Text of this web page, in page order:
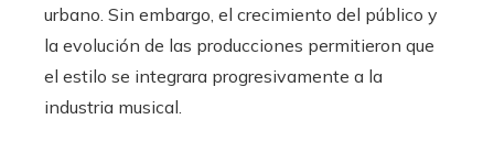
urbano. Sin embargo, el crecimiento del público y
la evolución de las producciones permitieron que
el estilo se integrara progresivamente a la
industria musical.